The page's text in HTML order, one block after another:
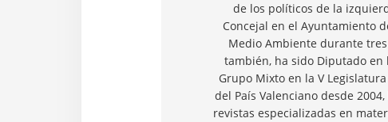
de los políticos de la
Concejal en el Ayuntamiento
Medio Ambiente durante
también, ha sido Diputado en
Grupo Mixto en la V
del País Valenciano desde
revistas especializadas en